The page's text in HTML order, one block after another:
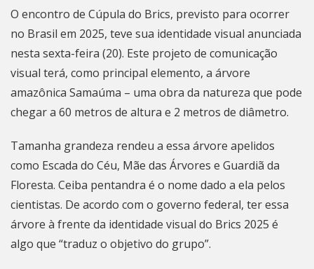
O encontro de Cúpula do Brics, previsto para ocorrer
no Brasil em 2025, teve sua identidade visual anunciada
nesta sexta-feira (20). Este projeto de comunicação
visual terá, como principal elemento, a árvore
amazônica Samaúma – uma obra da natureza que pode
chegar a 60 metros de altura e 2 metros de diâmetro.
Tamanha grandeza rendeu a essa árvore apelidos
como Escada do Céu, Mãe das Árvores e Guardiã da
Floresta. Ceiba pentandra é o nome dado a ela pelos
cientistas. De acordo com o governo federal, ter essa
árvore à frente da identidade visual do Brics 2025 é
algo que “traduz o objetivo do grupo”.